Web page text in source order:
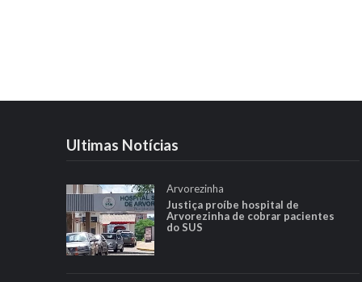
Ultimas Notícias
Arvorezinha
Justiça proíbe hospital de
Arvorezinha de cobrar pacientes
do SUS